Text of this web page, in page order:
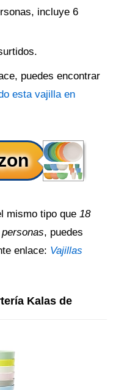
incluye 6
puedes encontrar
esta vajilla en
mismo tipo que 18
, puedes
enlace: Vajillas
Kalas de